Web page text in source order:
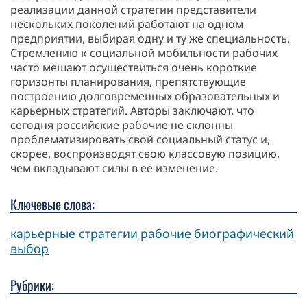
реализации данной стратегии представители
нескольких поколений работают на одном
предприятии, выбирая одну и ту же специальность.
Стремлению к социальной мобильности рабочих
часто мешают осуществиться очень короткие
горизонты планирования, препятствующие
построению долговременных образовательных и
карьерных стратегий. Авторы заключают, что
сегодня российские рабочие не склонны
проблематизировать свой социальный статус и,
скорее, воспроизводят свою классовую позицию,
чем вкладывают силы в ее изменение.
Ключевые слова:
карьерные стратегии рабочие биографический
выбор
Рубрики: